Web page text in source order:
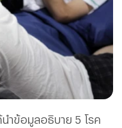
นำข้อมูลอธิบาย 5 โรค